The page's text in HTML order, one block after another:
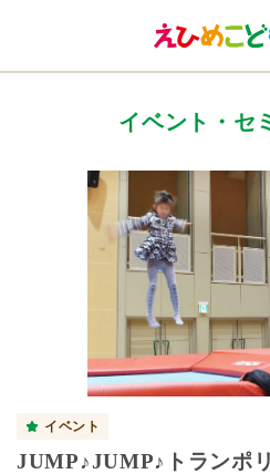
イベント・セ
イベント
JUMP♪JUMP♪トランポ